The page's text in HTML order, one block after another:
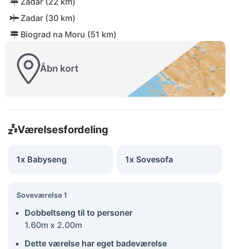
Zadar (30 km)
Biograd na Moru (51 km)
Åbn kort
Værelsesfordeling
1x Babyseng 1x Sovesofa
Soveværelse 1
Dobbeltseng til to personer
1.60m x 2.00m
Dette værelse har eget badeværelse